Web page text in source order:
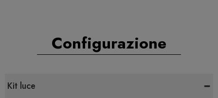
Configurazione
Kit luce -